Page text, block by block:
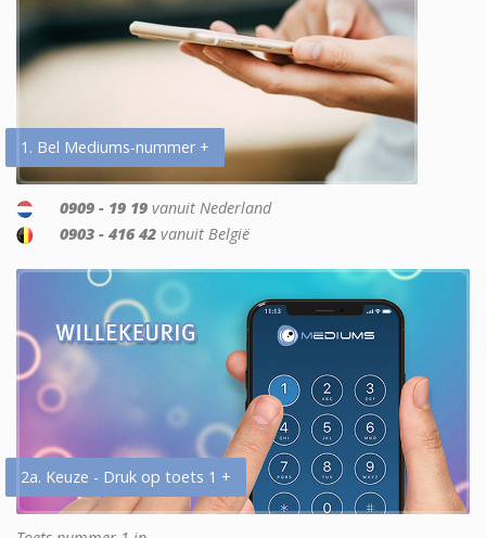
1. Bel Mediums-nummer +
0909 - 19 19 vanuit Nederland
0903 - 416 42 vanuit België
2a. Keuze - Druk op toets 1 +